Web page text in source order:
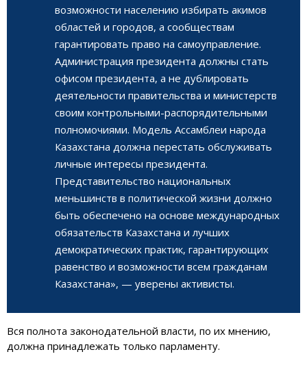
возможности населению избирать акимов
областей и городов, а сообществам
гарантировать право на самоуправление.
Администрация президента должны стать
офисом президента, а не дублировать
деятельности правительства и министерств
своим контрольными-распорядительными
полномочиями. Модель Ассамблеи народа
Казахстана должна перестать обслуживать
личные интересы президента.
Представительство национальных
меньшинств в политической жизни должно
быть обеспечено на основе международных
обязательств Казахстана и лучших
демократических практик, гарантирующих
равенство и возможности всем гражданам
Казахстана», — уверены активисты.
Вся полнота законодательной власти, по их мнению,
должна принадлежать только парламенту.